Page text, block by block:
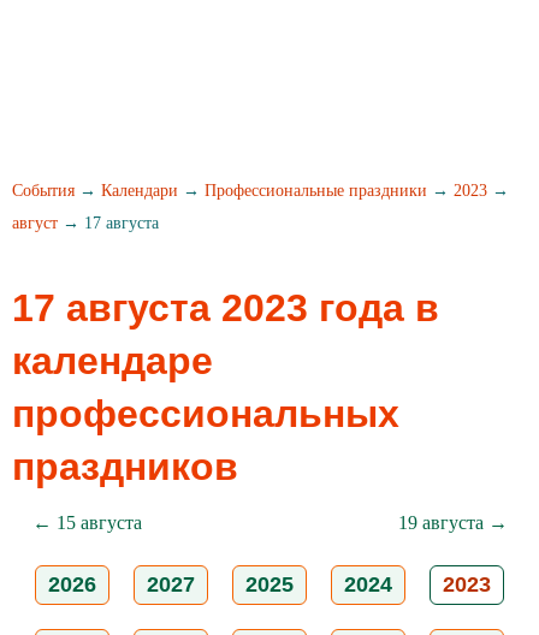
События → Календари → Профессиональные праздники → 2023 →
август → 17 августа
17 августа 2023 года в
календаре
профессиональных
праздников
← 15 августа 19 августа →
2026 2027 2025 2024 2023